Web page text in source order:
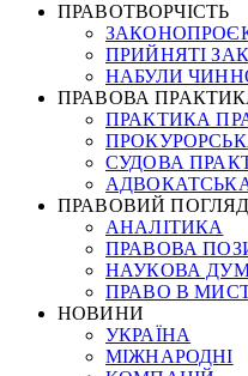
ПРАВОТВОРЧІСТЬ
ПРИЙНЯТІ
НАБУЛИ
ПРАВОВА
ПРАКТИКА
СУДОВА
ПРАВОВИЙ ПОГЛЯД
АНАЛІТИКА
ПРАВОВА
НАУКОВА
ПРАВО В
НОВИНИ
УКРАЇНА
МІЖНАРОДНІ